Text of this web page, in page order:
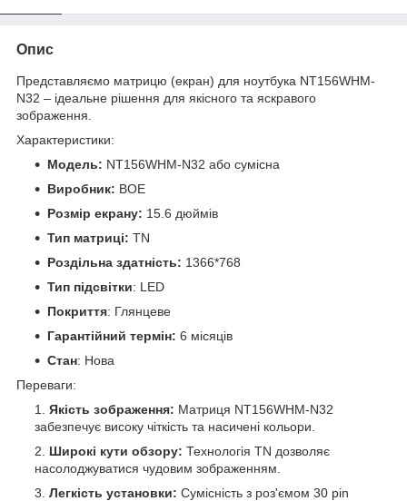
Опис
Представляємо матрицю (екран) для ноутбука NT156WHM-
N32 – ідеальне рішення для якісного та яскравого
зображення.
Характеристики:
Модель: NT156WHM-N32 або сумісна
Виробник: BOE
Розмір екрану: 15.6 дюймів
Тип матриці: TN
Роздільна здатність: 1366*768
Тип підсвітки: LED
Покриття: Глянцеве
Гарантійний термін: 6 місяців
Стан: Нова
Переваги:
Якість зображення: Матриця NT156WHM-N32
забезпечує високу чіткість та насичені кольори.
Широкі кути обзору: Технологія TN дозволяє
насолоджуватися чудовим зображенням.
Легкість установки: Сумісність з роз'ємом 30 pin